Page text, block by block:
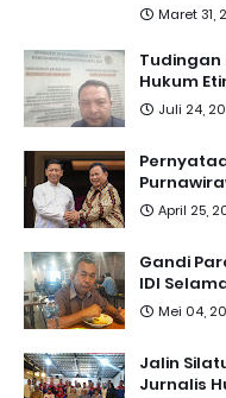
Maret 31,
Tudingan
Hukum
Juli 24,
April 25,
Gandi
IDI
Mei 04,
Jalin
Jurnalis